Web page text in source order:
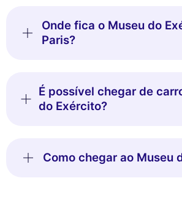
Onde fica o Museu do
Paris?
É possível chegar de
do Exército?
Como chegar ao Museu